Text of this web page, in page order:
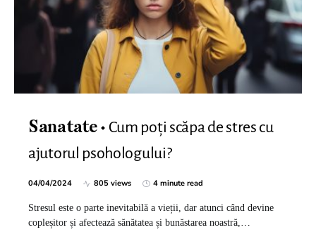
Sanatate
Cum poți scăpa de stres cu
ajutorul psohologului?
04/04/2024 805 views 4 minute read
Stresul este o parte inevitabilă a vieții, dar atunci când devine
copleșitor și afectează sănătatea și bunăstarea noastră,…